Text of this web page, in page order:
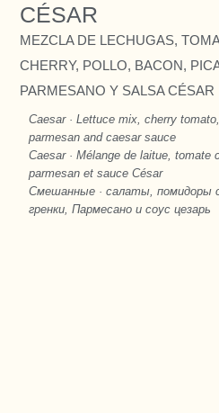
CÉSAR
MEZCLA DE LECHUGAS,
CHERRY, POLLO, BACON,
PARMESANO Y SALSA CÉSAR
Caesar · Lettuce mix, cherry
parmesan and caesar sauce
Caesar · Mélange de laitue, tomate
parmesan et sauce César
Смешанные · салаты, помидоры
гренки, Пармесано и соус цезарь